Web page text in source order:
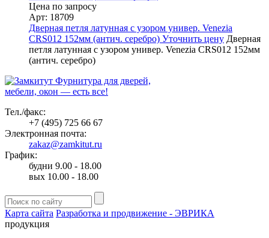
Цена по запросу
Арт: 18709
Дверная петля латунная с узором универ. Venezia
CRS012 152мм (антич. серебро) Уточнить цену Дверная
петля латунная с узором универ. Venezia CRS012 152мм
(антич. серебро)
Фурнитура для дверей,
мебели, окон — есть все!
Тел./факс:
+7 (495) 725 66 67
Электронная почта:
zakaz@zamkitut.ru
График:
будни 9.00 - 18.00
вых 10.00 - 18.00
Карта сайта Разработка и продвижение - ЭВРИКА
продукция